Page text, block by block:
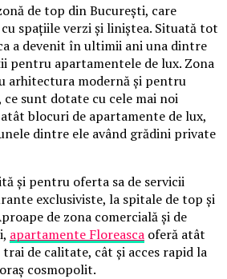
de top din București, care
spațiile verzi și liniștea. Situată tot
a devenit în ultimii ani una dintre
pentru apartamentele de lux. Zona
arhitectura modernă și pentru
sunt dotate cu cele mai noi
blocuri de apartamente de lux,
dintre ele având grădini private
și pentru oferta sa de servicii
exclusiviste, la spitale de top și
de zona comercială și de
apartamente Floreasca oferă atât
de calitate, cât și acces rapid la
cosmopolit.